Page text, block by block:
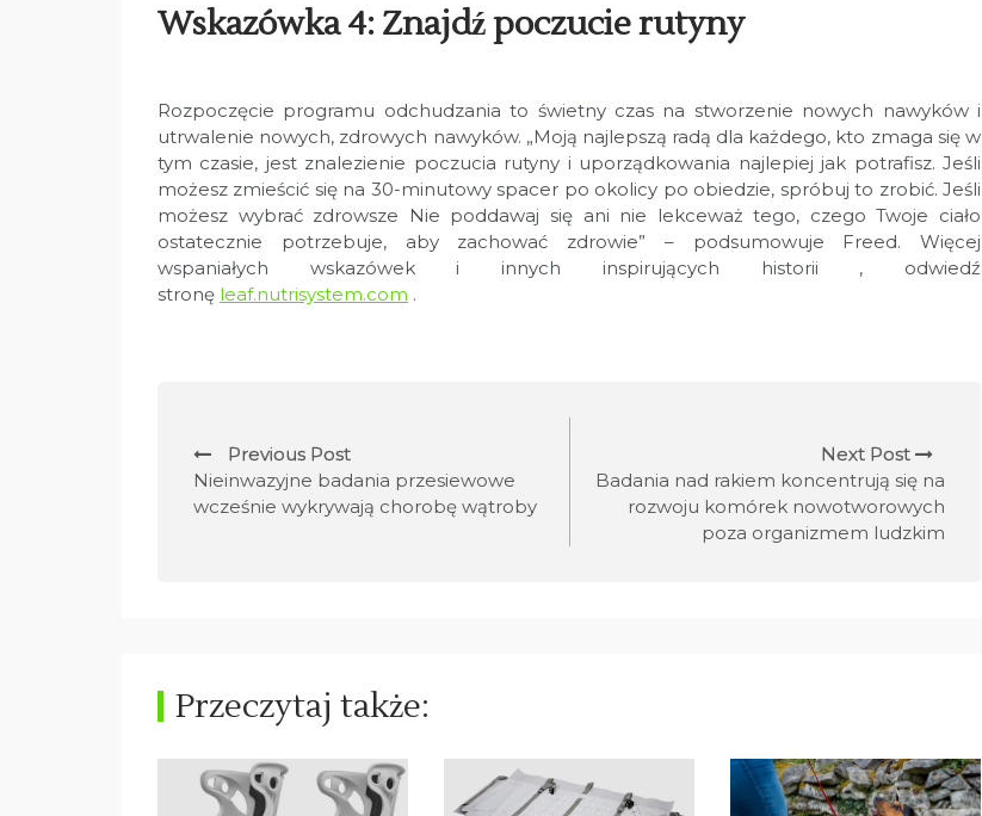
Wskazówka 4: Znajdź poczucie rutyny
Rozpoczęcie programu odchudzania to świetny czas na stworzenie nowych nawyków i
utrwalenie nowych, zdrowych nawyków. „Moją najlepszą radą dla każdego, kto zmaga się w
tym czasie, jest znalezienie poczucia rutyny i uporządkowania najlepiej jak potrafisz. Jeśli
możesz zmieścić się na 30-minutowy spacer po okolicy po obiedzie, spróbuj to zrobić. Jeśli
możesz wybrać zdrowsze Nie poddawaj się ani nie lekceważ tego, czego Twoje ciało
ostatecznie potrzebuje, aby zachować zdrowie” – podsumowuje Freed. Więcej
wspaniałych wskazówek i innych inspirujących historii , odwiedź
stronę leaf.nutrisystem.com .
N
a
c
j
Previous Post
Nieinwazyjne badania przesiewowe
wcześnie wykrywają chorobę wątroby
Next Post
Badania nad rakiem koncentrują się na
rozwoju komórek nowotworowych
poza organizmem ludzkim
Przeczytaj także: